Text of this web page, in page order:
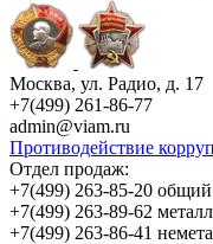
Москва, ул. Радио, д. 17
+7(499) 261-86-77
admin@viam.ru
Противодействие
Отдел продаж:
+7(499) 263-85-20 общий
+7(499) 263-89-62
+7(499) 263-86-41